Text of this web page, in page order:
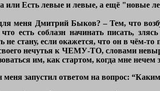
или Есть левые и левые, а ещё "новые
меня Дмитрий Быков? – Тем, что
что есть соблазн начинать писать,
не стану, если окажется, что он в чём-
нечутья к ЧЕМУ-ТО, словами
им, как стартом, когда мне нечем
меня запустил ответом на вопрос: